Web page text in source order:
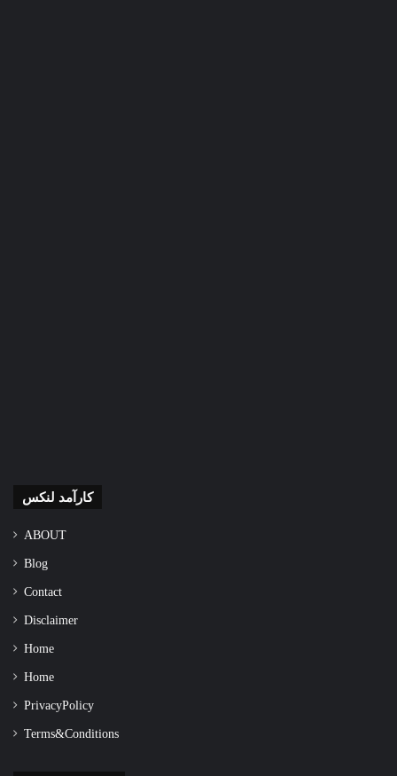
کارآمد لنکس
ABOUT
Blog
Contact
Disclaimer
Home
Home
Privacy Policy
Terms & Conditions